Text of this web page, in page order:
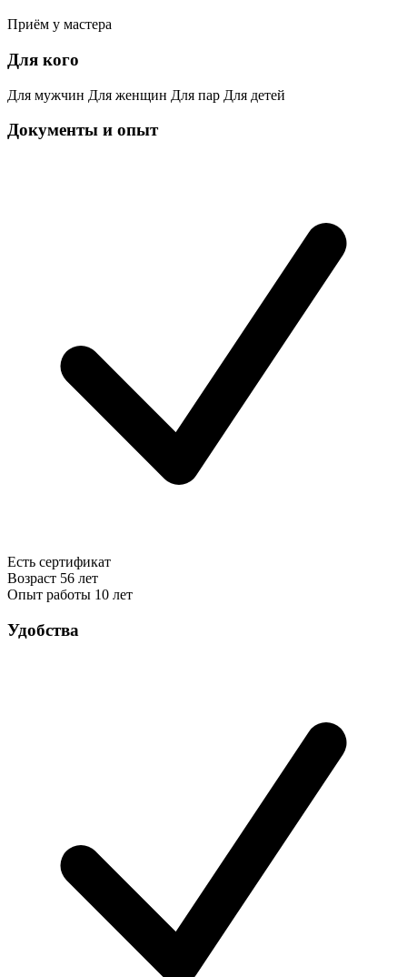
Приём у мастера
Для кого
Для мужчин Для женщин Для пар Для детей
Документы и опыт
Есть сертификат
Возраст 56 лет
Опыт работы 10 лет
Удобства